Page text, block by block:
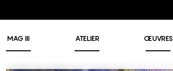
MAG III ATELIER ŒUVRES